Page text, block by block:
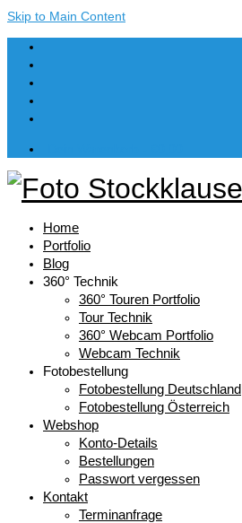
Skip to Main Content
Home
Portfolio
Blog
360° Technik
360° Touren Portfolio
Tour Technik
360° Webcam Portfolio
Webcam Technik
Fotobestellung
Fotobestellung Deutschland
Fotobestellung Österreich
Webshop
Konto-Details
Bestellungen
Passwort vergessen
Kontakt
Terminanfrage